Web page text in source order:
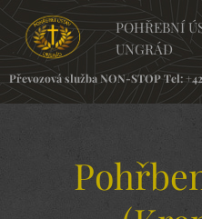
POHŘEBNÍ
UNGRÁD
Převozová služba NON-STOP Tel: